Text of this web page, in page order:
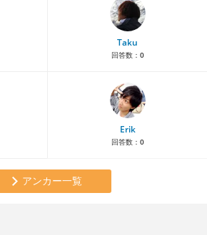
Taku
回答数： 0
Erik
回答数： 0
アンカー一覧